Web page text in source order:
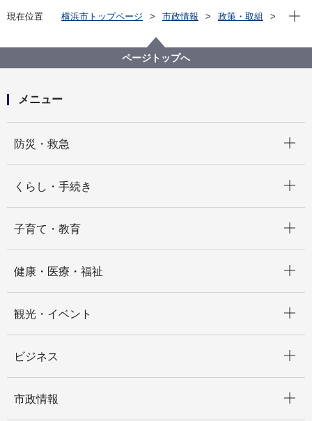
現在位置 横浜市トップページ 市政情報
政策・取組
現在
ページトップへ
メニュー
防災・救急
くらし・手続き
子育て・教育
健康・医療・福祉
観光・イベント
ビジネス
市政情報